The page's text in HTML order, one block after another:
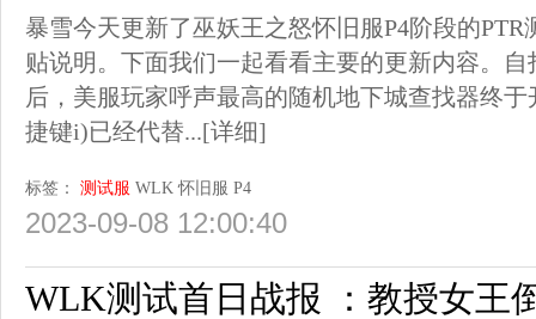
暴雪今天更新了巫妖王之怒怀旧服P4阶段的
贴说明。下面我们一起看看主要的更新内容。
后，美服玩家呼声最高的随机地下城查找器终
捷键i)已经代替...[详细]
标签： 测试服 WLK 怀旧服 P4
2023-09-08 12:00:40
WLK测试首日战报 ：教授女王